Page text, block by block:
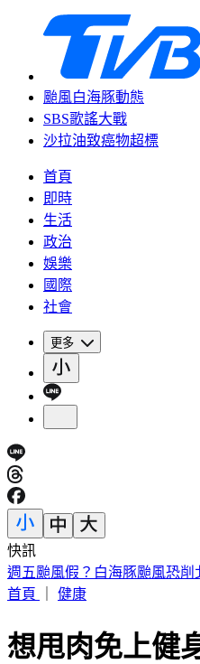
颱風白海豚動態
SBS歌謠大戰
沙拉油致癌物超標
首頁
即時
生活
政治
娛樂
國際
社會
更多
快訊
張韶涵、孫燕姿都來了！ 淚
首頁
健康
想甩肉免上健